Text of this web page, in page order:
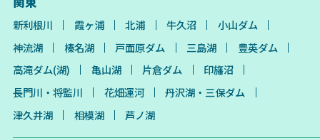
新利根川 霞ヶ浦 北浦 牛久沼
小山ダム
神流湖
榛名湖 戸面原ダム 三島湖
豊英ダム
高滝ダム(湖)
亀山湖 片倉ダム
印旛沼
長門川・将監川
花畑運河
丹沢湖・三保ダム
津久井湖
相模湖 芦ノ湖